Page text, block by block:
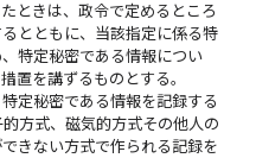
ときは、政令で定めるところ
とともに、当該指定に係る特
特定秘密である情報につい
置を講ずるものとする。
定秘密である情報を記録する
方式、磁気的方式その他人の
きない方式で作られる記録を